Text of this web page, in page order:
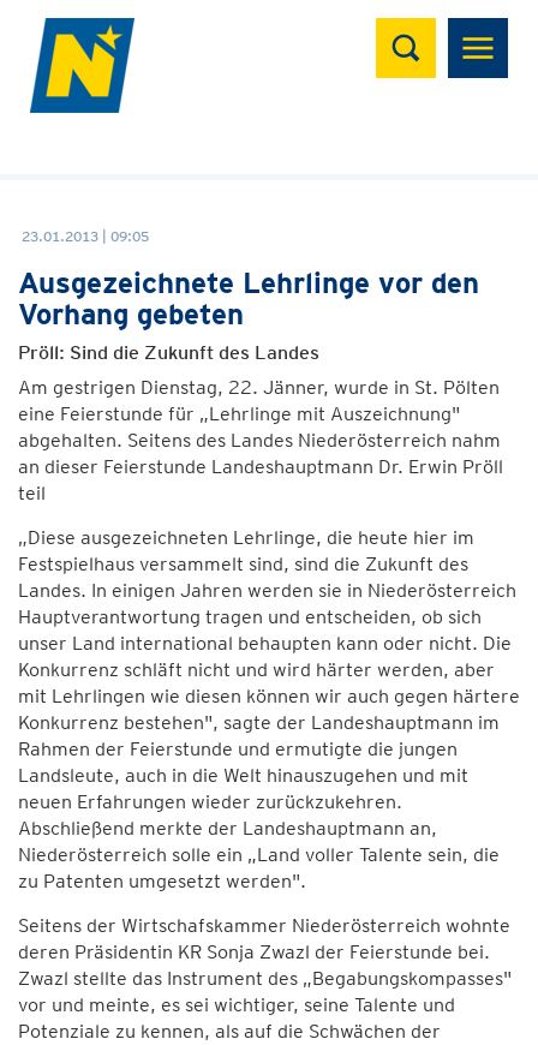
Suchen
23.01.2013 | 09:05
Ausgezeichnete Lehrlinge vor den
Vorhang gebeten
Pröll: Sind die Zukunft des Landes
Am gestrigen Dienstag, 22. Jänner, wurde in St. Pölten
eine Feierstunde für „Lehrlinge mit Auszeichnung"
abgehalten. Seitens des Landes Niederösterreich nahm
an dieser Feierstunde Landeshauptmann Dr. Erwin Pröll
teil
„Diese ausgezeichneten Lehrlinge, die heute hier im
Festspielhaus versammelt sind, sind die Zukunft des
Landes. In einigen Jahren werden sie in Niederösterreich
Hauptverantwortung tragen und entscheiden, ob sich
unser Land international behaupten kann oder nicht. Die
Konkurrenz schläft nicht und wird härter werden, aber
mit Lehrlingen wie diesen können wir auch gegen härtere
Konkurrenz bestehen", sagte der Landeshauptmann im
Rahmen der Feierstunde und ermutigte die jungen
Landsleute, auch in die Welt hinauszugehen und mit
neuen Erfahrungen wieder zurückzukehren.
Abschließend merkte der Landeshauptmann an,
Niederösterreich solle ein „Land voller Talente sein, die
zu Patenten umgesetzt werden".
Seitens der Wirtschafskammer Niederösterreich wohnte
deren Präsidentin KR Sonja Zwazl der Feierstunde bei.
Zwazl stellte das Instrument des „Begabungskompasses"
vor und meinte, es sei wichtiger, seine Talente und
Potenziale zu kennen, als auf die Schwächen der